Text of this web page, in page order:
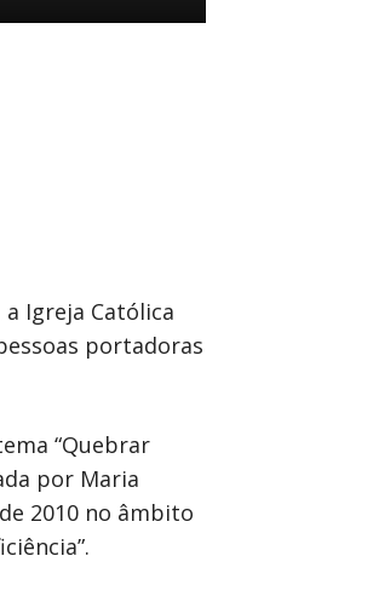
Igreja Católica
portadoras
“Quebrar
por Maria
2010 no âmbito